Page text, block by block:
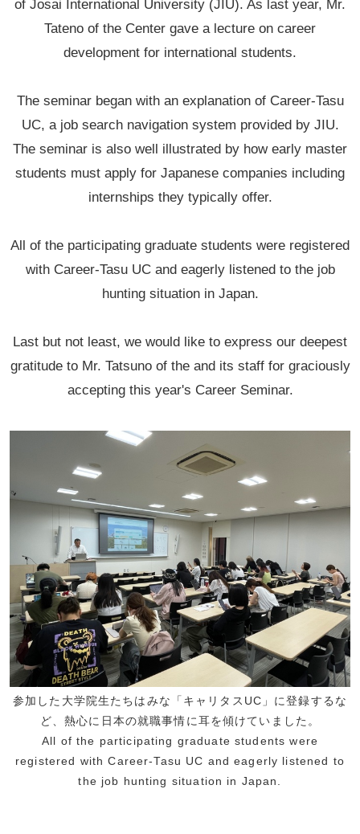
of Josai International University (JIU). As last year, Mr.
Tateno of the Center gave a lecture on career
development for international students.
The seminar began with an explanation of Career-Tasu
UC, a job search navigation system provided by JIU.
The seminar is also well illustrated by how early master
students must apply for Japanese companies including
internships they typically offer.
All of the participating graduate students were registered
with Career-Tasu UC and eagerly listened to the job
hunting situation in Japan.
Last but not least, we would like to express our deepest
gratitude to Mr. Tatsuno of the and its staff for graciously
accepting this year's Career Seminar.
参加した大学院生たちはみな「キャリタスUC」に登録するな
ど、熱心に日本の就職事情に耳を傾けていました。
All of the participating graduate students were
registered with Career-Tasu UC and eagerly listened to
the job hunting situation in Japan.